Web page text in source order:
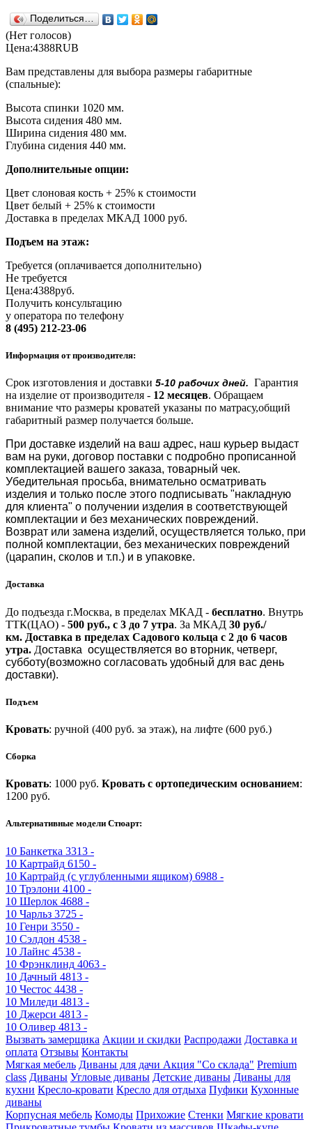
Поделиться…
(Нет голосов)
Цена:4388RUB
Вам представлены для выбора размеры габаритные
(спальные):
Высота спинки 1020 мм.
Высота сидения 480 мм.
Ширина сидения 480 мм.
Глубина сидения 440 мм.
Дополнительные опции:
Цвет слоновая кость + 25% к стоимости
Цвет белый + 25% к стоимости
Доставка в пределах МКАД 1000 руб.
Подъем на этаж:
Требуется (оплачивается дополнительно)
Не требуется
Цена:4388руб.
Получить консультацию
у оператора по телефону
8 (495) 212-23-06
Информация от производителя:
Срок изготовления и доставки 5-10 рабочих дней. Гарантия
на изделие от производителя - 12 месяцев. Обращаем
внимание что размеры кроватей указаны по матрасу,общий
габаритный размер получается больше.
При доставке изделий на ваш адрес, наш курьер выдаст
вам на руки, договор поставки с подробно прописанной
комплектацией вашего заказа, товарный чек.
Убедительная просьба, внимательно осматривать
изделия и только после этого подписывать "накладную
для клиента" о получении изделия в соответствующей
комплектации и без механических повреждений.
Возврат или замена изделий, осуществляется только, при
полной комплектации, без механических повреждений
(царапин, сколов и т.п.) и в упаковке.
Доставка
До подъезда г.Москва, в пределах МКАД - бесплатно. Внутрь
ТТК(ЦАО) - 500 руб., с 3 до 7 утра. За МКАД 30 руб./
км. Доставка в пределах Садового кольца с 2 до 6 часов
утра. Доставка осуществляется во вторник, четверг,
субботу(возможно согласовать удобный для вас день
доставки).
Подъем
Кровать: ручной (400 руб. за этаж), на лифте (600 руб.)
Сборка
Кровать: 1000 руб. Кровать с ортопедическим основанием:
1200 руб.
Альтернативные модели Стюарт:
10 Банкетка 3313 -
10 Картрайд 6150 -
10 Картрайд (с углубленными ящиком) 6988 -
10 Трэлони 4100 -
10 Шерлок 4688 -
10 Чарльз 3725 -
10 Генри 3550 -
10 Сэлдон 4538 -
10 Лайнс 4538 -
10 Фрэнклинд 4063 -
10 Дачный 4813 -
10 Честос 4438 -
10 Миледи 4813 -
10 Джерси 4813 -
10 Оливер 4813 -
Вызвать замерщика Акции и скидки Распродажи Доставка и
оплата Отзывы Контакты
Мягкая мебель Диваны для дачи Акция "Со склада" Premium
class Диваны Угловые диваны Детские диваны Диваны для
кухни Кресло-кровати Кресло для отдыха Пуфики Кухонные
диваны
Корпусная мебель Комоды Прихожие Стенки Мягкие кровати